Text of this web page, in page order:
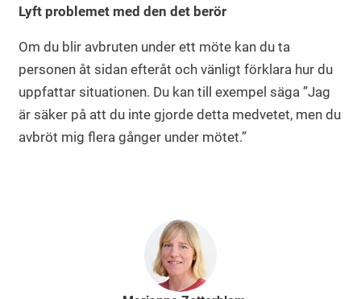
Lyft problemet med den det berör
Om du blir avbruten under ett möte kan du ta
personen åt sidan efteråt och vänligt förklara hur du
uppfattar situationen. Du kan till exempel säga ”Jag
är säker på att du inte gjorde detta medvetet, men du
avbröt mig flera gånger under mötet.”